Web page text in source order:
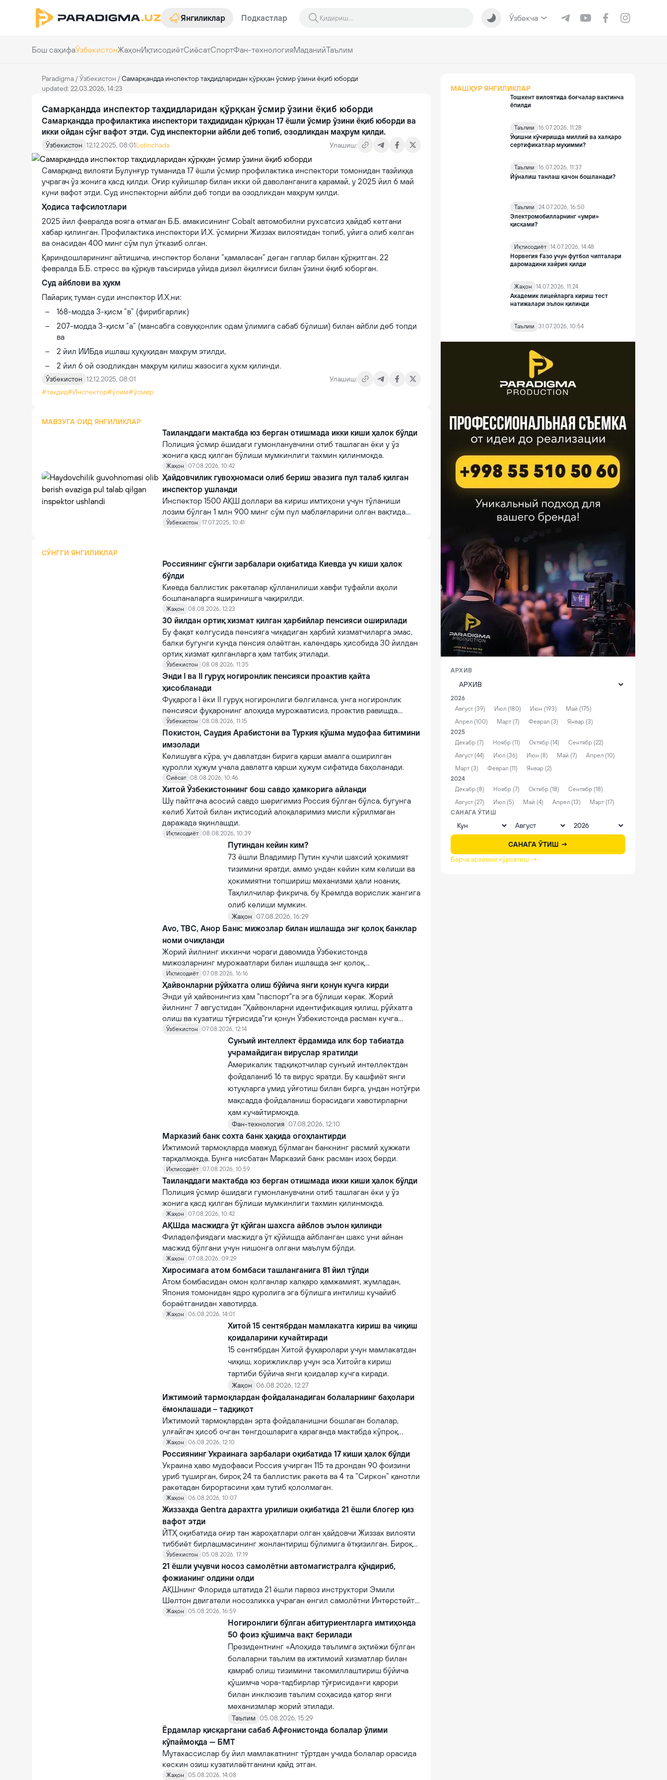
Янгиликлар Подкастлар Ўзбекча
Бош саҳифаЎзбекистонЖаҳонИқтисодиётСиёсатСпортФан-технологияМаданийТаълим
Paradigma /Ўзбекистон /Самарқандда инспектор таҳдидларидан қўрққан ўсмир ўзини ёқиб юборди
updated: 22.03.2026, 14:23
Самарқандда инспектор таҳдидларидан қўрққан ўсмир ўзини ёқиб юборди
Самарқандда профилактика инспектори таҳдидидан қўрққан 17 ёшли ўсмир ўзини ёқиб юборди ва
икки ойдан сўнг вафот этди. Суд инспекторни айбли деб топиб, озодликдан маҳрум қилди.
Ўзбекистон 12.12.2025, 08:01Lotinchada Улашиш:
Самарқанд вилояти Булунғур туманида 17 ёшли ўсмир профилактика инспектори томонидан тазйиққа
учрагач ўз жонига қасд қилди. Оғир куйишлар билан икки ой даволанганига қарамай, у 2025 йил 6 май
куни вафот этди. Суд инспекторни айбли деб топди ва озодликдан маҳрум қилди.
Ҳодиса тафсилотлари
2025 йил февралда вояга етмаган Б.Б. амакисининг Cobalt автомобилни рухсатсиз ҳайдаб кетгани
хабар қилинган. Профилактика инспектори И.Х. ўсмирни Жиззах вилоятидан топиб, уйига олиб келган
ва онасидан 400 минг сўм пул ўтказиб олган.
Қариндошларининг айтишича, инспектор болани “қамаласан” деган гаплар билан қўрқитган. 22
февралда Б.Б. стресс ва қўрқув таъсирида уйида дизел ёқилғиси билан ўзини ёқиб юборган.
Суд айблови ва ҳукм
Пайариқ туман суди инспектор И.Х.ни:
168-модда 3-қисм “в” (фирибгарлик)
207-модда 3-қисм “а” (мансабга совуққонлик одам ўлимига сабаб бўлиши) билан айбли деб топди
ва
2 йил ИИБда ишлаш ҳуқуқидан маҳрум этилди,
2 йил 6 ой озодликдан маҳрум қилиш жазосига ҳукм қилинди.
Ўзбекистон 12.12.2025, 08:01
Улашиш:
#таҳдид#Инспектор#ўлим#ўсмир
МАВЗУГА ОИД ЯНГИЛИКЛАР
Таиланддаги мактабда юз берган отишмада икки киши ҳалок бўлди
Полиция ўсмир ёшидаги гумонланувчини отиб ташлаган ёки у ўз
жонига қасд қилган бўлиши мумкинлиги тахмин қилинмоқда.
Жаҳон 07.08.2026, 10:42
Ҳайдовчилик гувоҳномаси олиб бериш эвазига пул талаб қилган
инспектор ушланди
Инспектор 1500 АҚШ доллари ва кириш имтиҳони учун тўланиши
лозим бўлган 1 млн 900 минг сўм пул маблағларини олган вақтида
ашёвий далиллар билан ушланди.
Ўзбекистон 17.07.2025, 10:41
СЎНГГИ ЯНГИЛИКЛАР
Россиянинг сўнгги зарбалари оқибатида Киевда уч киши ҳалок
бўлди
Киевда баллистик ракеталар қўлланилиши хавфи туфайли аҳоли
бошпаналарга яширинишга чақирилди.
Жаҳон 08.08.2026, 12:23
30 йилдан ортиқ хизмат қилган ҳарбийлар пенсияси оширилади
Бу фақат келгусида пенсияга чиқадиган ҳарбий хизматчиларга эмас,
балки бугунги кунда пенсия олаётган, календарь ҳисобида 30 йилдан
ортиқ хизмат қилганларга ҳам татбиқ этилади.
Ўзбекистон 08.08.2026, 11:35
Энди I ва II гуруҳ ногиронлик пенсияси проактив қайта
ҳисобланади
Фуқарога I ёки II гуруҳ ногиронлиги белгиланса, унга ногиронлик
пенсияси фуқаронинг алоҳида мурожаатисиз, проактив равишда
тайинланади.
Ўзбекистон 08.08.2026, 11:15
Покистон, Саудия Арабистони ва Туркия қўшма мудофаа битимини
имзолади
Келишувга кўра, уч давлатдан бирига қарши амалга оширилган
қуролли ҳужум учала давлатга қарши ҳужум сифатида баҳоланади.
Сиёсат 08.08.2026, 10:46
Хитой Ўзбекистоннинг бош савдо ҳамкорига айланди
Шу пайтгача асосий савдо шеригимиз Россия бўлган бўлса, бугунга
келиб Хитой билан иқтисодий алоқаларимиз мисли кўрилмаган
даражада яқинлашди.
Иқтисодиёт 08.08.2026, 10:39
Путиндан кейин ким?
73 ёшли Владимир Путин кучли шахсий ҳокимият
тизимини яратди, аммо ундан кейин ким келиши ва
ҳокимиятни топшириш механизми ҳали ноаниқ.
Таҳлилчилар фикрича, бу Кремлда ворислик жангига
олиб келиши мумкин.
Жаҳон 07.08.2026, 16:29
Avo, TBC, Анор Банк: мижозлар билан ишлашда энг қолоқ банклар
номи очиқланди
Жорий йилнинг иккинчи чораги давомида Ўзбекистонда
мижозларнинг мурожаатлари билан ишлашда энг қолоқ
кўрсаткичларга эга 10 та тижорий банклар рўйхати очиқланган.
Иқтисодиёт 07.08.2026, 16:16
Ҳайвонларни рўйхатга олиш бўйича янги қонун кучга кирди
Энди уй ҳайвонингиз ҳам "паспорт"га эга бўлиши керак. Жорий
йилнинг 7 августидан "Ҳайвонларни идентификация қилиш, рўйхатга
олиш ва кузатиш тўғрисида"ги қонун Ўзбекистонда расман кучга
кирди.
Ўзбекистон 07.08.2026, 12:14
Сунъий интеллект ёрдамида илк бор табиатда
учрамайдиган вируслар яратилди
Америкалик тадқиқотчилар сунъий интеллектдан
фойдаланиб 16 та вирус яратди. Бу кашфиёт янги
ютуқларга умид уйғотиш билан бирга, ундан нотўғри
мақсадда фойдаланиш борасидаги хавотирларни
ҳам кучайтирмоқда.
Фан-технология 07.08.2026, 12:10
Марказий банк сохта банк ҳақида огоҳлантирди
Ижтимоий тармоқларда мавжуд бўлмаган банкнинг расмий ҳужжати
тарқалмоқда. Бунга нисбатан Марказий банк расман изоҳ берди.
Иқтисодиёт 07.08.2026, 10:59
Таиланддаги мактабда юз берган отишмада икки киши ҳалок бўлди
Полиция ўсмир ёшидаги гумонланувчини отиб ташлаган ёки у ўз
жонига қасд қилган бўлиши мумкинлиги тахмин қилинмоқда.
Жаҳон 07.08.2026, 10:42
АҚШда масжидга ўт қўйган шахсга айблов эълон қилинди
Филаделфиядаги масжидга ўт қўйишда айбланган шахс уни айнан
масжид бўлгани учун нишонга олгани маълум бўлди.
Жаҳон 07.08.2026, 09:29
Хиросимага атом бомбаси ташланганига 81 йил тўлди
Атом бомбасидан омон қолганлар халқаро ҳамжамият, жумладан,
Япония томонидан ядро қуролига эга бўлишга интилиш кучайиб
бораётганидан хавотирда.
Жаҳон 06.08.2026, 14:01
Хитой 15 сентябрдан мамлакатга кириш ва чиқиш
қоидаларини кучайтиради
15 сентябрдан Хитой фуқаролари учун мамлакатдан
чиқиш, хорижликлар учун эса Хитойга кириш
тартиби бўйича янги қоидалар кучга киради.
Жаҳон 06.08.2026, 12:27
Ижтимоий тармоқлардан фойдаланадиган болаларнинг баҳолари
ёмонлашади – тадқиқот
Ижтимоий тармоқлардан эрта фойдаланишни бошлаган болалар,
улғайгач ҳисоб очган тенгдошларига қараганда мактабда кўпроқ
қийналишади.
Жаҳон 06.08.2026, 12:10
Россиянинг Украинага зарбалари оқибатида 17 киши ҳалок бўлди
Украина ҳаво мудофааси Россия учирган 115 та дрондан 90 фоизини
уриб туширган, бироқ 24 та баллистик ракета ва 4 та “Сиркон” қанотли
ракетадан бирортасини ҳам тутиб қололмаган.
Жаҳон 06.08.2026, 10:07
Жиззахда Gentra дарахтга урилиши оқибатида 21 ёшли блогер қиз
вафот этди
ЙТҲ оқибатида оғир тан жароҳатлари олган ҳайдовчи Жиззах вилояти
тиббиёт бирлашмасининг жонлантириш бўлимига ётқизилган. Бироқ
шифокорлар томонидан кўрсатилган тиббий муолажаларга
қарамасдан, у вафот этган.
Ўзбекистон 05.08.2026, 17:19
21 ёшли учувчи носоз самолётни автомагистралга қўндириб,
фожианинг олдини олди
АҚШнинг Флорида штатида 21 ёшли парвоз инструктори Эмили
Шелтон двигатели носозликка учраган енгил самолётни Интерстейт
10 автомагистралига муваффақиятли қўндириб, эҳтимолий йирик
фожианинг олдини олди.
Жаҳон 05.08.2026, 16:59
Ногиронлиги бўлган абитуриентларга имтиҳонда
50 фоиз қўшимча вақт берилади
Президентнинг «Алоҳида таълимга эҳтиёжи бўлган
болаларни таълим ва ижтимоий хизматлар билан
қамраб олиш тизимини такомиллаштириш бўйича
қўшимча чора-тадбирлар тўғрисида»ги қарори
билан инклюзив таълим соҳасида қатор янги
механизмлар жорий этилади.
Таълим 05.08.2026, 15:29
Ёрдамлар қисқаргани сабаб Афғонистонда болалар ўлими
кўпаймоқда — БМТ
Мутахассислар бу йил мамлакатнинг тўртдан учида болалар орасида
кескин озиш кузатилаётганини қайд этган.
Жаҳон 05.08.2026, 14:08
МАШҲУР ЯНГИЛИКЛАР
Тошкент вилоятида боғчалар вақтинча
ёпилди
Таълим
16.07.2026, 11:28
Ўқишни кўчиришда миллий ва халқаро
сертификатлар муҳимми?
Таълим
16.07.2026, 11:37
Йўналиш танлаш қачон бошланади?
Таълим
24.07.2026, 16:50
Электромобилларнинг «умри»
қисқами?
Иқтисодиёт 14.07.2026, 14:48
Норвегия Ғазо учун футбол чипталари
даромадини хайрия қилди
Жаҳон
14.07.2026, 11:24
Академик лицейларга кириш тест
натижалари эълон қилинди
Таълим 31.07.2026, 10:54
АРХИВ
2026
Август (39)
Июл (180) Июн (193)
Май (175)
Апрел (100)
Март (7) Феврал (3)
Январ (3)
2025
Декабр (7)
Ноябр (11) Октябр (14)
Сентябр (22)
Август (44)
Июл (36) Июн (8) Май (7)
Апрел (10)
Март (3)
Феврал (11)
Январ (2)
2024
Декабр (8)
Ноябр (7) Октябр (18)
Сентябр (18)
Август (27)
Июл (5) Май (4) Апрел (13)
Март (17)
САНАГА ЎТИШ
САНАГА ЎТИШ →
Барча архивни кўрсатиш →